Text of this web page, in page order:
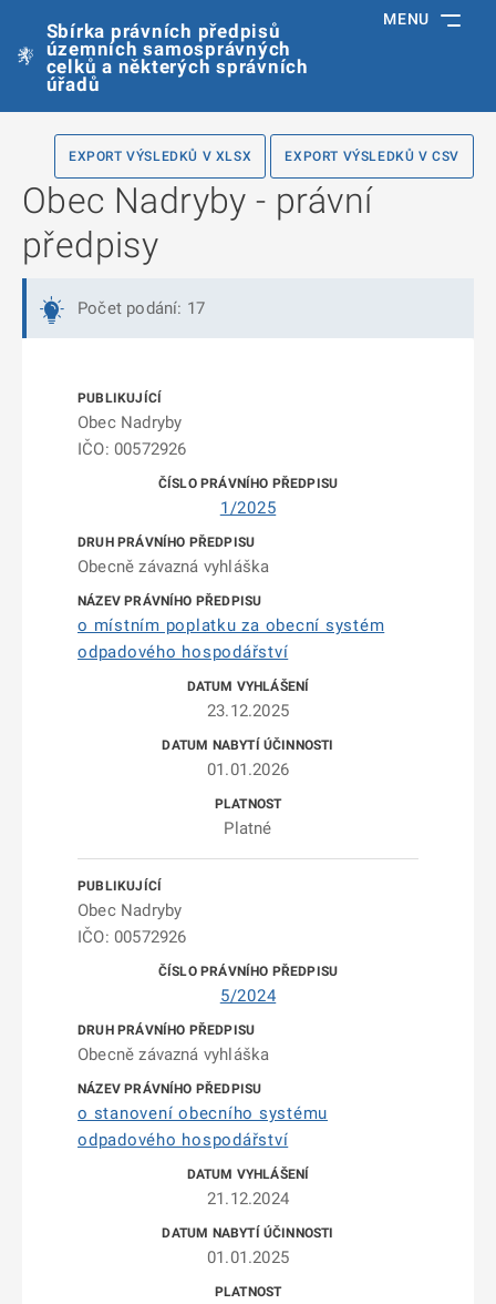
Sbírka právních předpisů
územních samosprávných
celků a některých správních
úřadů
MENU
EXPORT VÝSLEDKŮ V XLSX EXPORT VÝSLEDKŮ V CSV
Obec Nadryby - právní
předpisy
Počet podání: 17
Obec Nadryby
IČO: 00572926
1/2025
Obecně závazná vyhláška
o místním poplatku za obecní systém
odpadového hospodářství
23.12.2025
01.01.2026
Platné
Obec Nadryby
IČO: 00572926
5/2024
Obecně závazná vyhláška
o stanovení obecního systému
odpadového hospodářství
21.12.2024
01.01.2025